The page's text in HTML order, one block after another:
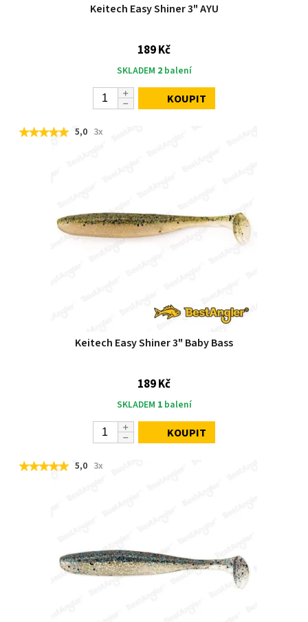
Keitech Easy Shiner 3" AYU
189 Kč
SKLADEM 2balení
KOUPIT
5,0 3x
Keitech Easy Shiner 3" Baby Bass
189 Kč
SKLADEM 1balení
KOUPIT
5,0 3x